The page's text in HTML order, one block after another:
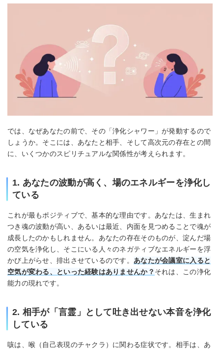
では、なぜあなたの前で、その「浄化シャワー」が発動するので
しょうか。そこには、あなたと相手、そして高次元の存在との間
に、いくつかのスピリチュアルな関係性が考えられます。
1. あなたの波動が高く、場のエネルギーを浄化し
ている
これが最もポジティブで、基本的な理由です。あなたは、生まれ
つき魂の波動が高い、あるいは最近、内面を見つめることで魂が
成長したのかもしれません。あなたの存在そのものが、淀んだ場
の空気を浄化し、そこにいる人々のネガティブなエネルギーを浮
かび上がらせ、排出させているのです。 あなたが会議室に入ると
空気が変わる、といった経験はありませんか？ それは、この浄化
能力の現れです。
2. 相手が「言霊」として吐き出せない本音を浄化
している
咳は、喉（自己表現のチャクラ）に関わる症状です。相手は、あ